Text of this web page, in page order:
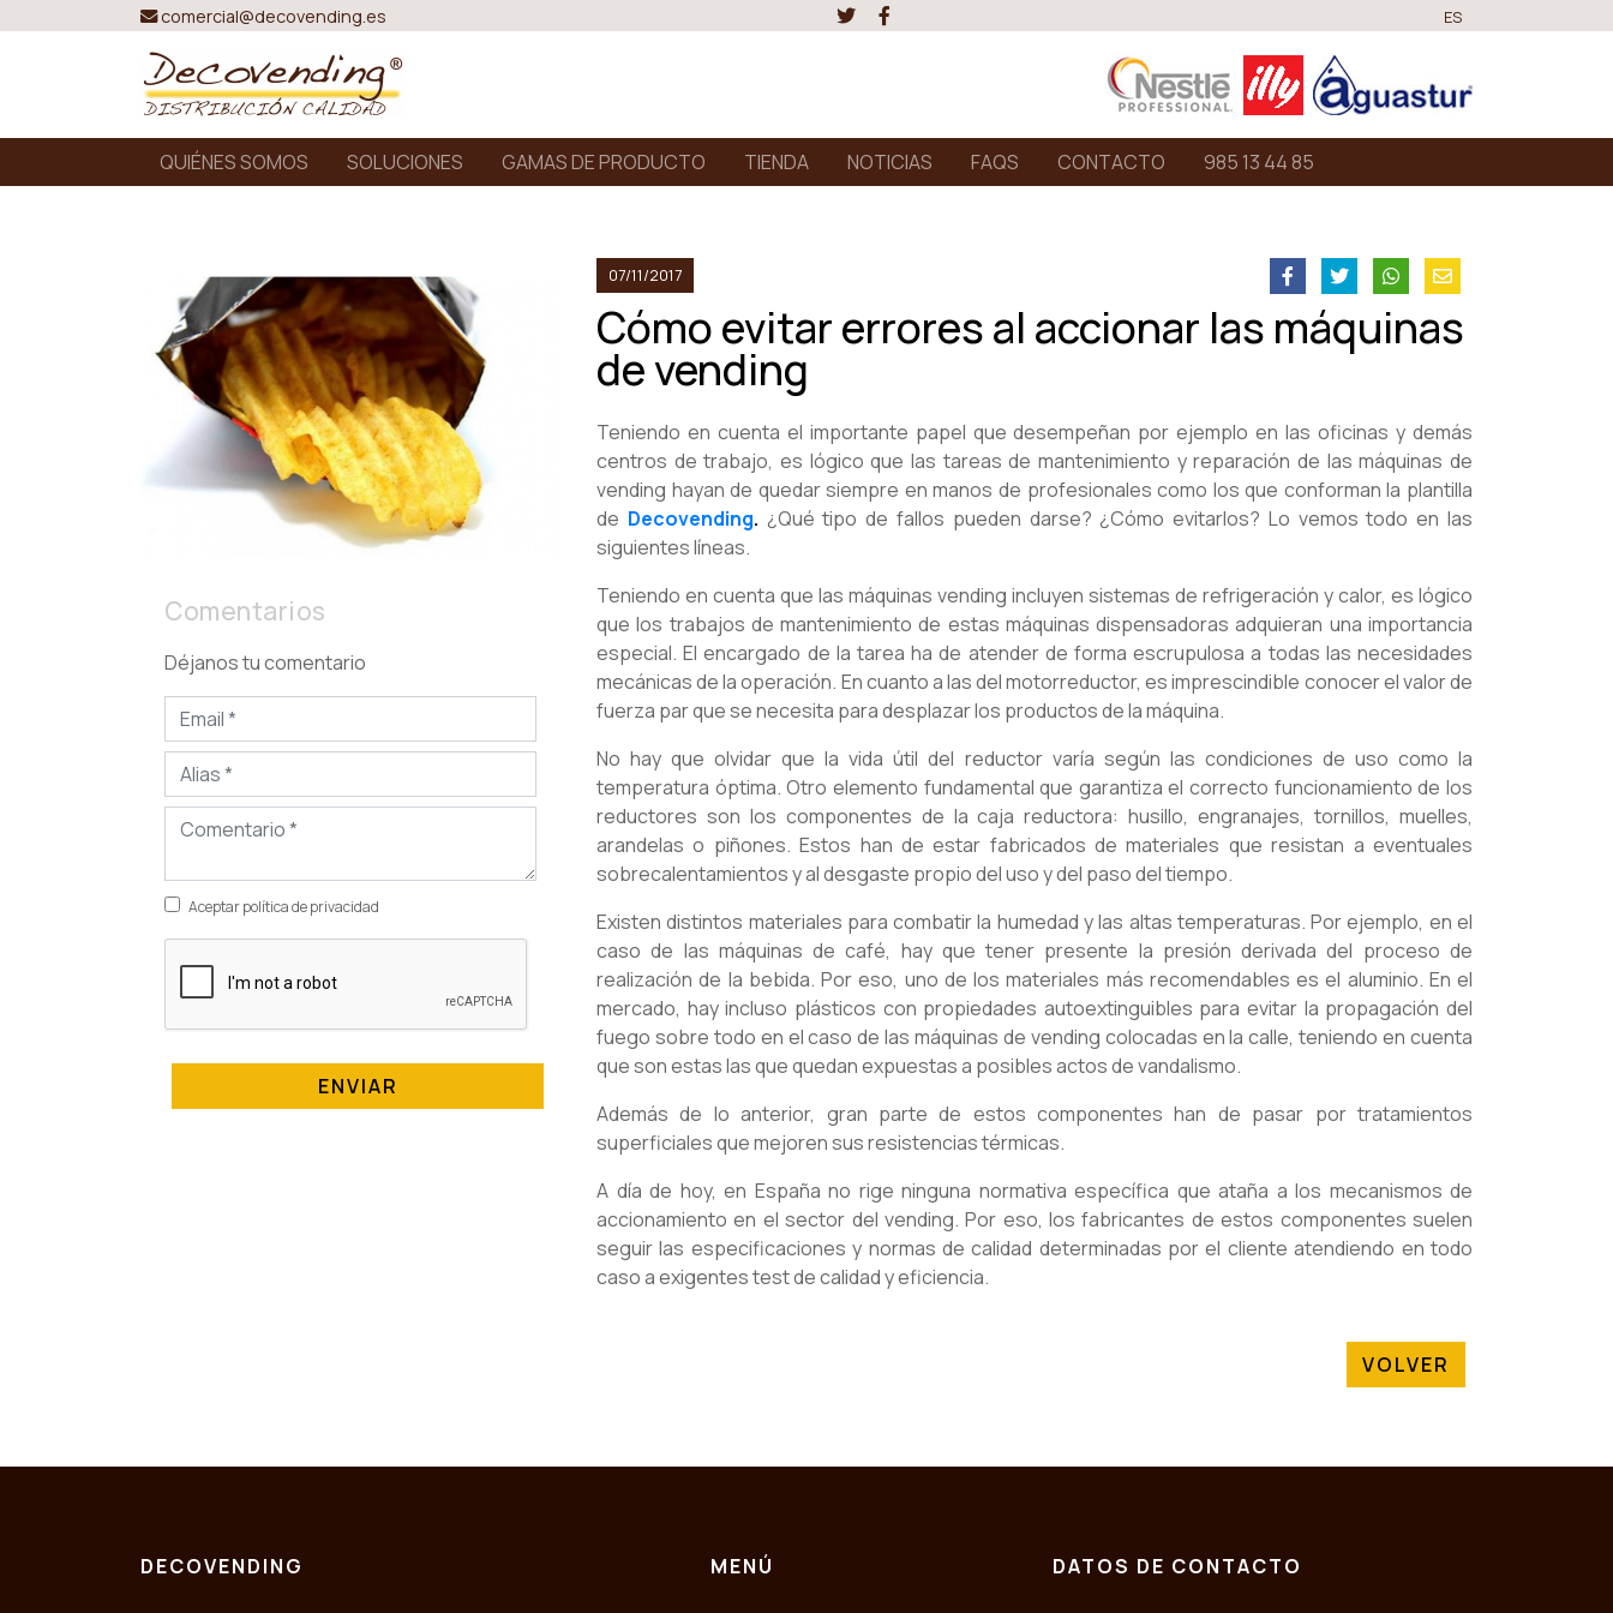
comercial@decovending.es ES
QUIÉNES SOMOS SOLUCIONES GAMAS DE PRODUCTO TIENDA NOTICIAS FAQS CONTACTO 985 13 44 85
Comentarios
Déjanos tu comentario
Aceptar política de privacidad
ENVIAR
07/11/2017
Cómo evitar errores al accionar las máquinas
de vending
Teniendo en cuenta el importante papel que desempeñan por ejemplo en las oficinas y demás
centros de trabajo, es lógico que las tareas de mantenimiento y reparación de las máquinas de
vending hayan de quedar siempre en manos de profesionales como los que conforman la plantilla
de Decovending. ¿Qué tipo de fallos pueden darse? ¿Cómo evitarlos? Lo vemos todo en las
siguientes líneas.
Teniendo en cuenta que las máquinas vending incluyen sistemas de refrigeración y calor, es lógico
que los trabajos de mantenimiento de estas máquinas dispensadoras adquieran una importancia
especial. El encargado de la tarea ha de atender de forma escrupulosa a todas las necesidades
mecánicas de la operación. En cuanto a las del motorreductor, es imprescindible conocer el valor de
fuerza par que se necesita para desplazar los productos de la máquina.
No hay que olvidar que la vida útil del reductor varía según las condiciones de uso como la
temperatura óptima. Otro elemento fundamental que garantiza el correcto funcionamiento de los
reductores son los componentes de la caja reductora: husillo, engranajes, tornillos, muelles,
arandelas o piñones. Estos han de estar fabricados de materiales que resistan a eventuales
sobrecalentamientos y al desgaste propio del uso y del paso del tiempo.
Existen distintos materiales para combatir la humedad y las altas temperaturas. Por ejemplo, en el
caso de las máquinas de café, hay que tener presente la presión derivada del proceso de
realización de la bebida. Por eso, uno de los materiales más recomendables es el aluminio. En el
mercado, hay incluso plásticos con propiedades autoextinguibles para evitar la propagación del
fuego sobre todo en el caso de las máquinas de vending colocadas en la calle, teniendo en cuenta
que son estas las que quedan expuestas a posibles actos de vandalismo.
Además de lo anterior, gran parte de estos componentes han de pasar por tratamientos
superficiales que mejoren sus resistencias térmicas.
A día de hoy, en España no rige ninguna normativa específica que ataña a los mecanismos de
accionamiento en el sector del vending. Por eso, los fabricantes de estos componentes suelen
seguir las especificaciones y normas de calidad determinadas por el cliente atendiendo en todo
caso a exigentes test de calidad y eficiencia.
VOLVER
DECOVENDING MENÚ DATOS DE CONTACTO